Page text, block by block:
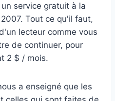
service gratuit à la
Tout ce qu'il faut,
lecteur comme vous
de continuer, pour
2 $ / mois.
a enseigné que les